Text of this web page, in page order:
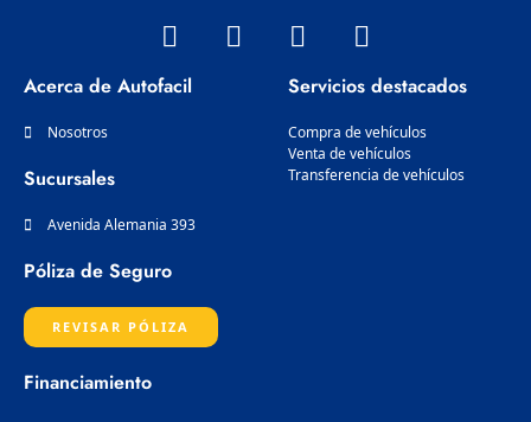
W
h
a
t
p
I
n
F
a
c
e
b
o
o
L
i
n
k
e
d
i
Acerca de Autofacil
Nosotros
Sucursales
Avenida Alemania 393
Servicios destacados
Compra de vehículos
Venta de vehículos
Transferencia de vehículos
Póliza de Seguro
REVISAR PÓLIZA
Financiamiento